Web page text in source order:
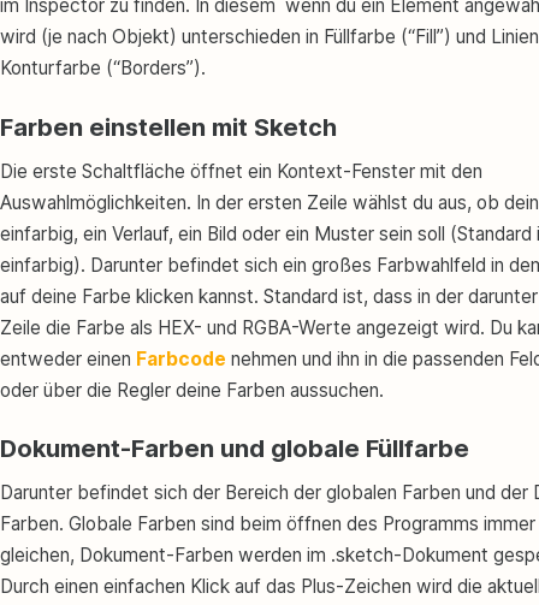
im Inspector zu finden. In diesem wenn du ein Element
wird (je nach Objekt) unterschieden in Füllfarbe (“Fill”) und
Konturfarbe (“Borders”).
Farben einstellen mit Sketch
Die erste Schaltfläche öffnet ein Kontext-Fenster mit den
Auswahlmöglichkeiten. In der ersten Zeile wählst du aus, ob
einfarbig, ein Verlauf, ein Bild oder ein Muster sein soll (Standard
einfarbig). Darunter befindet sich ein großes Farbwahlfeld in
auf deine Farbe klicken kannst. Standard ist, dass in der
Zeile die Farbe als HEX- und RGBA-Werte angezeigt wird. Du
entweder einen Farbcode nehmen und ihn in die passenden
oder über die Regler deine Farben aussuchen.
Dokument-Farben und globale Füllfarbe
Darunter befindet sich der Bereich der globalen Farben und der
Farben. Globale Farben sind beim öffnen des Programms
gleichen, Dokument-Farben werden im .sketch-Dokument
Durch einen einfachen Klick auf das Plus-Zeichen wird die